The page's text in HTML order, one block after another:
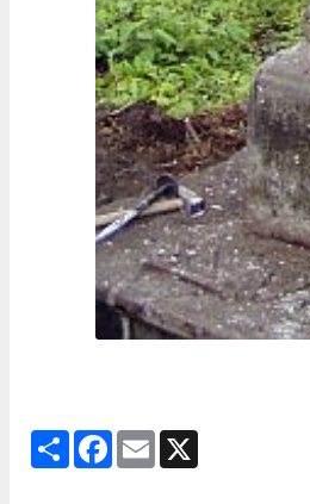
Share Facebook
Email